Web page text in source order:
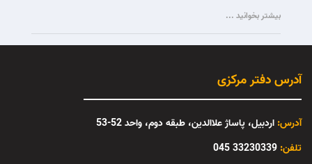
بیشتر بخوانید ...
آدرس دفتر مرکزی
آدرس: اردبیل، پاساژ علاالدین، طبقه دوم، واحد 52-53
تلفن: 33230339 045